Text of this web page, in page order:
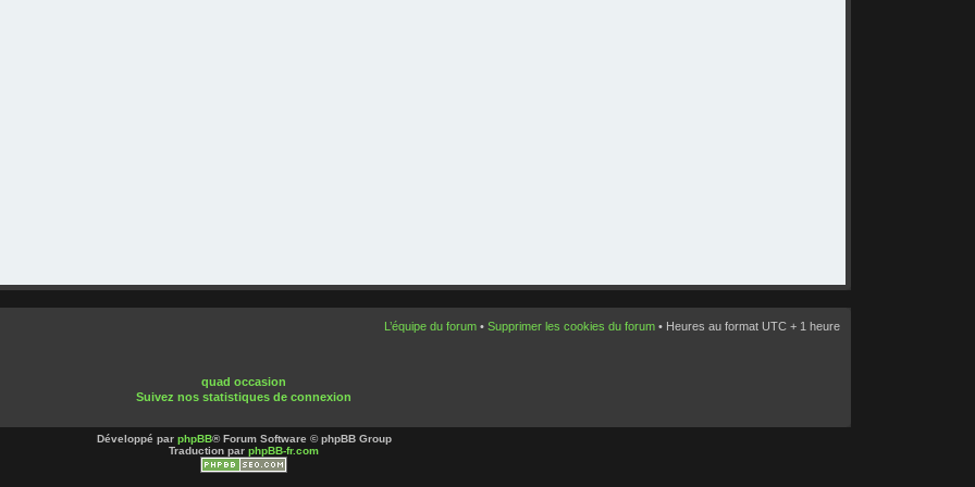
L’équipe du forum• Supprimer les cookies du forum• Heures au format UTC + 1 heure
quad occasion
Suivez nos statistiques de connexion
Développé par phpBB® Forum Software © phpBB Group
Traduction par phpBB-fr.com